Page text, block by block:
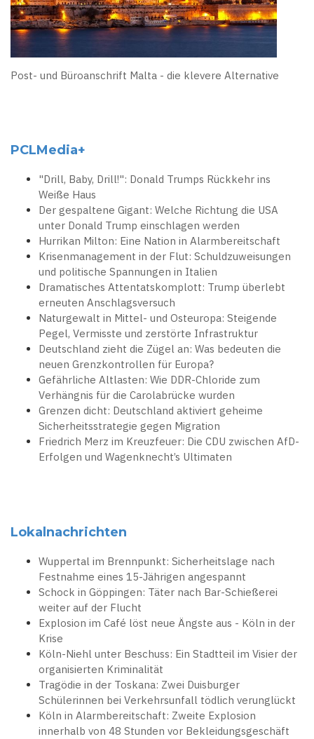
Post- und Büroanschrift Malta - die klevere Alternative
PCLMedia+
"Drill, Baby, Drill!": Donald Trumps Rückkehr ins
Weiße Haus
Der gespaltene Gigant: Welche Richtung die USA
unter Donald Trump einschlagen werden
Hurrikan Milton: Eine Nation in Alarmbereitschaft
Krisenmanagement in der Flut: Schuldzuweisungen
und politische Spannungen in Italien
Dramatisches Attentatskomplott: Trump überlebt
erneuten Anschlagsversuch
Naturgewalt in Mittel- und Osteuropa: Steigende
Pegel, Vermisste und zerstörte Infrastruktur
Deutschland zieht die Zügel an: Was bedeuten die
neuen Grenzkontrollen für Europa?
Gefährliche Altlasten: Wie DDR-Chloride zum
Verhängnis für die Carolabrücke wurden
Grenzen dicht: Deutschland aktiviert geheime
Sicherheitsstrategie gegen Migration
Friedrich Merz im Kreuzfeuer: Die CDU zwischen AfD-
Erfolgen und Wagenknecht’s Ultimaten
Lokalnachrichten
Wuppertal im Brennpunkt: Sicherheitslage nach
Festnahme eines 15-Jährigen angespannt
Schock in Göppingen: Täter nach Bar-Schießerei
weiter auf der Flucht
Explosion im Café löst neue Ängste aus - Köln in der
Krise
Köln-Niehl unter Beschuss: Ein Stadtteil im Visier der
organisierten Kriminalität
Tragödie in der Toskana: Zwei Duisburger
Schülerinnen bei Verkehrsunfall tödlich verunglückt
Köln in Alarmbereitschaft: Zweite Explosion
innerhalb von 48 Stunden vor Bekleidungsgeschäft